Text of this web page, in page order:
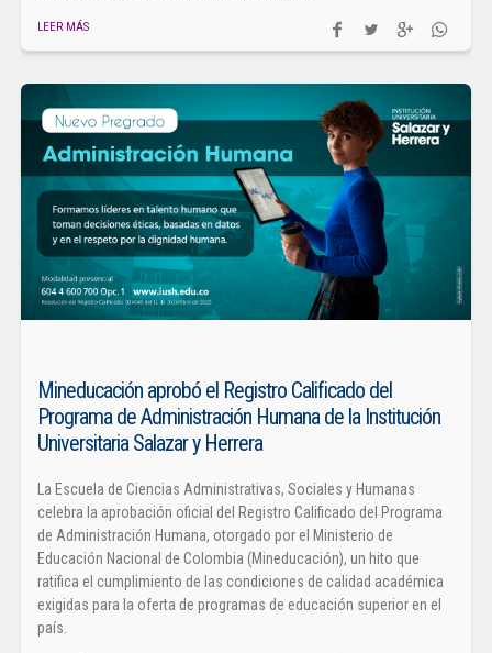
LEER MÁS
Mineducación aprobó el Registro Calificado del
Programa de Administración Humana de la Institución
Universitaria Salazar y Herrera
La Escuela de Ciencias Administrativas, Sociales y Humanas
celebra la aprobación oficial del Registro Calificado del Programa
de Administración Humana, otorgado por el Ministerio de
Educación Nacional de Colombia (Mineducación), un hito que
ratifica el cumplimiento de las condiciones de calidad académica
exigidas para la oferta de programas de educación superior en el
país.